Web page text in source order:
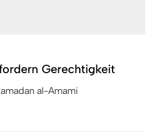
Gerechtigkeit
al-Amami